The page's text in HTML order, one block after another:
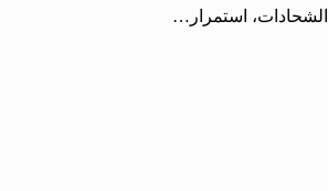
استمرار…